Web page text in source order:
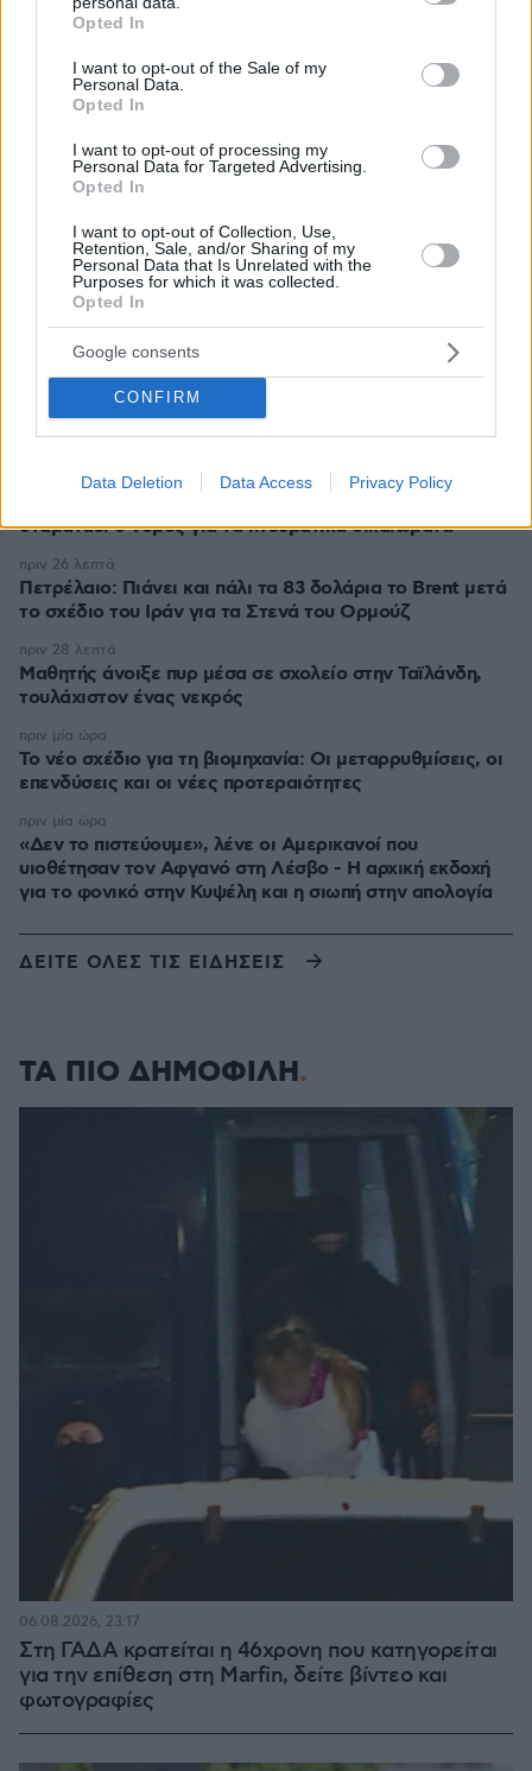
grant or deny consent to Google and its third-party tags to
use your data for below specified purposes in below Google
consent section.
Opted In
I want to opt-out of the Sale of my
Personal Data.
Opted In
I want to opt-out of processing my
Personal Data for Targeted Advertising.
Opted In
I want to opt-out of Collection, Use,
Retention, Sale, and/or Sharing of my
Personal Data that Is Unrelated with the
Purposes for which it was collected.
Opted In
Google consents
CONFIRM
Data Deletion Data Access Privacy Policy
Η επιστήμη πίσω από την τέλεια φάβα
πριν 5 λεπτά
Κόκκινο κρέας: Αυξάνει κατά 49% τον κίνδυνο διαβήτη
– Με τι να το αντικαταστήσετε
πριν 5 λεπτά
Γονικές παροχές: Οι παγίδες στις μεταφορές χρημάτων
που μπορεί να κοστίσουν σε φόρο
πριν 7 λεπτά
Συγκλονιστικό βίντεο από χειρουργείο την ώρα του
σεισμού των 7,1R στην Ιαπωνία: Τα πάντα κλυδωνίζονται,
δύο προσπάθησαν να προστατεύσουν τον ασθενή
πριν 15 λεπτά
Οι τελευταίες ημέρες του κουταβιού που ζούσε με
λύκους στην Κεντρική Μακεδονία - Γιατί δεν
περισυνελέγη
πριν 21 λεπτά
Μπορεί ο γιος του Χατζιδάκι να απαγορεύσει στον
σταματάει ο νόμος για τα πνευματικά δικαιώματα
Πετρέλαιο: Πιάνει και πάλι τα 83 δολάρια το Brent μετά
το σχέδιο του Ιράν για τα Στενά του Ορμούζ
πριν 26 λεπτά
Μαθητής άνοιξε πυρ μέσα σε σχολείο στην Ταϊλάνδη,
τουλάχιστον ένας νεκρός
πριν 28 λεπτά
Το νέο σχέδιο για τη βιομηχανία: Οι μεταρρυθμίσεις, οι
επενδύσεις και οι νέες προτεραιότητες
πριν μία ώρα
«Δεν το πιστεύουμε», λένε οι Αμερικανοί που
υιοθέτησαν τον Αφγανό στη Λέσβο - Η αρχική εκδοχή
για το φονικό στην Κυψέλη και η σιωπή στην απολογία
πριν μία ώρα
ΔΕΙΤΕ ΟΛΕΣ ΤΙΣ ΕΙΔΗΣΕΙΣ
ΤΑ ΠΙΟ ΔΗΜΟΦΙΛΗ
Στη ΓΑΔΑ κρατείται η 46χρονη που κατηγορείται
για την επίθεση στη Marfin, δείτε βίντεο και
φωτογραφίες
06.08.2026, 23:17